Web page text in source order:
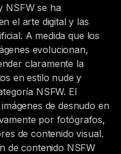
NSFW se ha
el arte digital y las
A medida que los
evolucionan,
claramente la
en estilo nude y
NSFW. El
de desnudo en
por fotógrafos,
de contenido visual.
de contenido NSFW